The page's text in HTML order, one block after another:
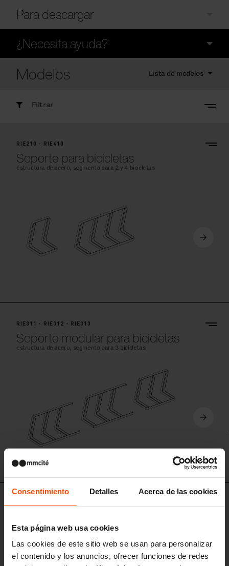
Consentimiento Detalles Acerca de las cookies
Esta página web usa cookies
Las cookies de este sitio web se usan para personalizar
el contenido y los anuncios, ofrecer funciones de redes
Para descargar
¿Necesita ayuda?
Modelos Lista de modelos
Filtrar
RIE210 - RIE410
Soporte para bicicletas
estructura de acero, segmento para 2 y 4 bicicletas
RIE311 - RIE312 - RIE313
Soporte modular para bicicletas
estructura de acero, segmento para 3 bicicletas
RIE351
estructura de acero, segmento para 3 bicicletas